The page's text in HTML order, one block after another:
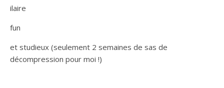
ilaire
fun
et studieux (seulement 2 semaines de sas de
décompression pour moi !)